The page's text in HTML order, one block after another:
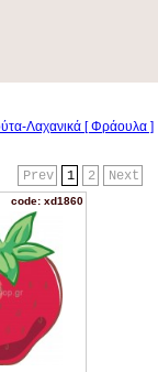
Λαχανικά [ Φράουλα ]
Next
2
1
Prev
code: xd1860